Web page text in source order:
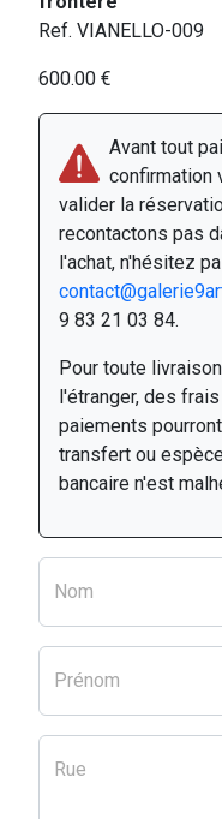
Ref. VIANELLO-009
600.00 €
Avant tout
confirmation
valider la
recontactons pas
l'achat, n'hésitez
9 83 21 03 84.
Pour toute
l'étranger, des
paiements
transfert ou
bancaire n'est
Nom
Prénom
Rue